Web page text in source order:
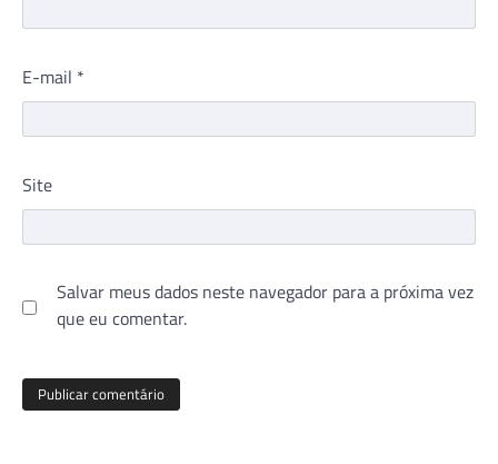
E-mail *
Site
Salvar meus dados neste navegador para a próxima vez
que eu comentar.